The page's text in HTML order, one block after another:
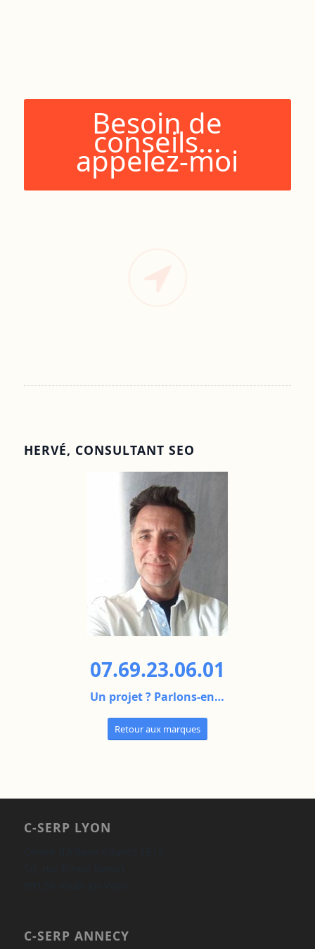
Besoin de
conseils...
appelez-moi
HERVÉ, CONSULTANT SEO
07.69.23.06.01
Un projet ? Parlons-en…
Retour aux marques
C-SERP LYON
C-SERP ANNECY